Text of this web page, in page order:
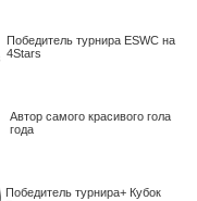
Победитель турнира ESWC на
4Stars
Автор самого красивого гола
года
Победитель турнира+ Кубок